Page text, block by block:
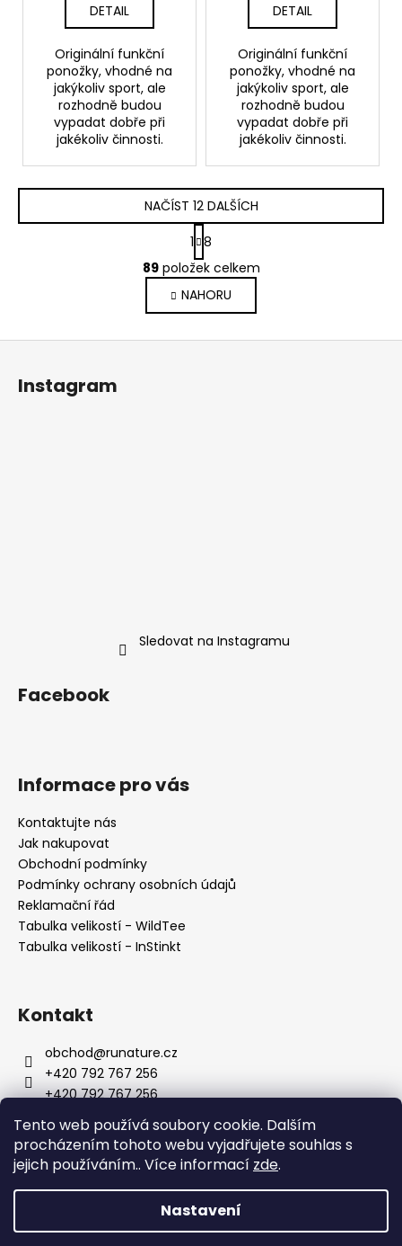
Tento web používá soubory cookie. Dalším
procházením tohoto webu vyjadřujete souhlas s
jejich používáním.. Více informací zde.
Nastavení
DETAIL
Originální funkční
ponožky, vhodné na
jakýkoliv sport, ale
rozhodně budou
vypadat dobře při
jakékoliv činnosti.
DETAIL
Originální funkční
ponožky, vhodné na
jakýkoliv sport, ale
rozhodně budou
vypadat dobře při
jakékoliv činnosti.
O
v
l
á
d
NAČÍST 12 DALŠÍCH
S
t
r
á
n
k
1 8
89položek celkem
NAHORU
Z
Instagram
Sledovat na Instagramu
Facebook
Informace pro vás
Kontaktujte nás
Jak nakupovat
Obchodní podmínky
Podmínky ochrany osobních údajů
Reklamační řád
Tabulka velikostí - WildTee
Tabulka velikostí - InStinkt
Kontakt
obchod@runature.cz
+420 792 767 256
+420 792 767 256
http://facebook.com/wearerunature
wearerunature